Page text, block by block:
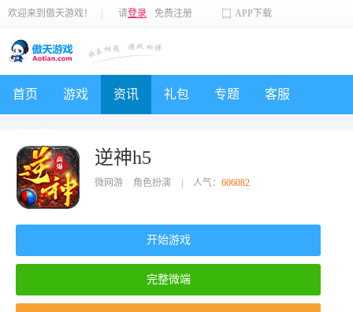
欢迎来到傲天游戏！ 请登录 免费注册 APP下载
首页 游戏 资讯 礼包 专题 客服
逆神h5
微网游 角色扮演 人气： 606082
开始游戏
完整微端